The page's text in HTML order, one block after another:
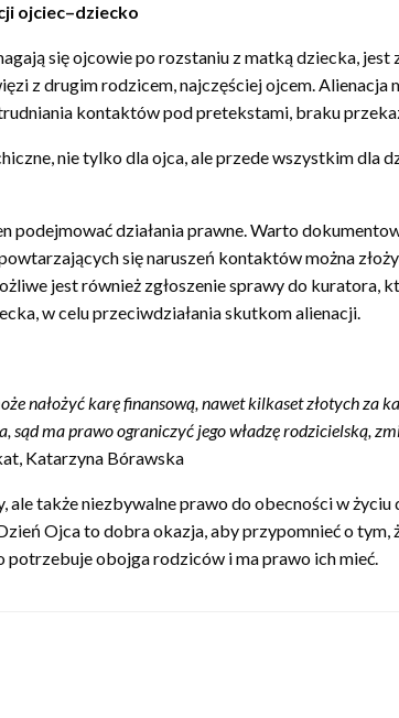
ojciec–dziecko
się ojcowie po rozstaniu z matką dziecka,
z drugim rodzicem, najczęściej ojcem.
kontaktów pod pretekstami, braku
nie tylko dla ojca, ale przede wszystkim
podejmować działania prawne. Warto
się naruszeń kontaktów można
jest również zgłoszenie sprawy do
w celu przeciwdziałania skutkom alienacji.
nałożyć karę finansową, nawet kilkaset złotych
sąd ma prawo ograniczyć jego władzę rodzicielską,
Katarzyna Bórawska
także niezbywalne prawo do obecności w
Ojca to dobra okazja, aby przypomnieć o
obojga rodziców i ma prawo ich mieć.